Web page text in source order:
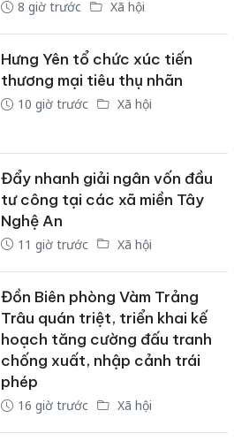
8 giờ trước Xã hội
Hưng Yên tổ chức xúc tiến
thương mại tiêu thụ nhãn
10 giờ trước Xã hội
Đẩy nhanh giải ngân vốn đầu
tư công tại các xã miền Tây
Nghệ An
11 giờ trước Xã hội
Đồn Biên phòng Vàm Trảng
Trâu quán triệt, triển khai kế
hoạch tăng cường đấu tranh
chống xuất, nhập cảnh trái
phép
16 giờ trước Xã hội